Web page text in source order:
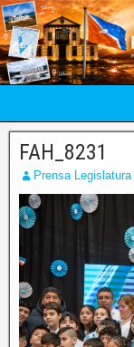
FAH_8231
Prensa Legislatura